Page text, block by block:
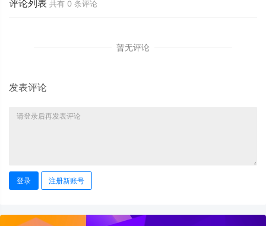
评论列表 共有 0 条评论
暂无评论
发表评论
登录 注册新账号